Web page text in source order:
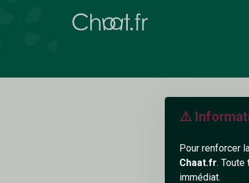
⚠️
Pour renforcer
Chaat.fr. Toute
immédiat.